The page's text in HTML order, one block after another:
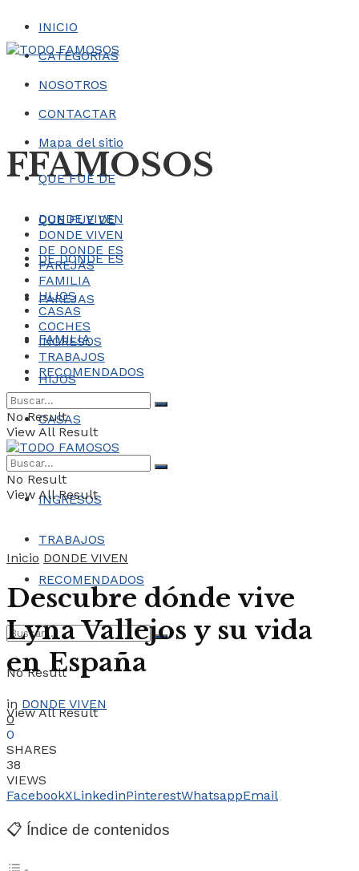
INICIO
CATEGORÍAS
NOSOTROS
CONTACTAR
Mapa del sitio
FFAMOSOS
QUE FUE DE
DONDE VIVEN
DE DONDE ES
PAREJAS
FAMILIA
HIJOS
CASAS
COCHES
INGRESOS
TRABAJOS
RECOMENDADOS
No Result
View All Result
QUE FUE DE
DONDE VIVEN
DE DONDE ES
PAREJAS
FAMILIA
HIJOS
CASAS
COCHES
INGRESOS
TRABAJOS
RECOMENDADOS
No Result
View All Result
No Result
View All Result
Inicio DONDE VIVEN
Descubre dónde vive
Lyna Vallejos y su vida
en España
in DONDE VIVEN
0
0
SHARES
38
VIEWS
FacebookXLinkedinPinterestWhatsappEmail
📋 Índice de contenidos